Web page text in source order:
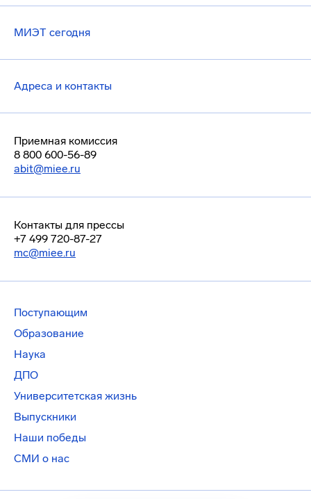
МИЭТ сегодня
Адреса и контакты
Приемная комиссия
8 800 600-56-89
abit@miee.ru
Контакты для прессы
+7 499 720-87-27
mc@miee.ru
Поступающим
Образование
Наука
ДПО
Университетская жизнь
Выпускники
Наши победы
СМИ о нас